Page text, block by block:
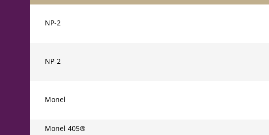
NP-2
NP-2
Monel
Monel 405®